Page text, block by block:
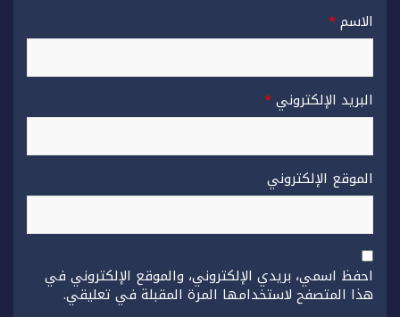
الاسم*
البريد الإلكتروني*
الموقع الإلكتروني
احفظ اسمي، بريدي الإلكتروني، والموقع الإلكتروني في
هذا المتصفح لاستخدامها المرة المقبلة في تعليقي.